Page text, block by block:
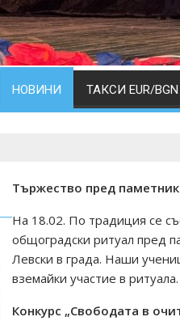
НОВИНИ ТАКСИ EUR/BGN
Тържество пред
На 18.02. По традиция се
общоградски ритуал пред
Левски в града. Наши
вземайки участие в ритуала.
Конкурс „Свободата в